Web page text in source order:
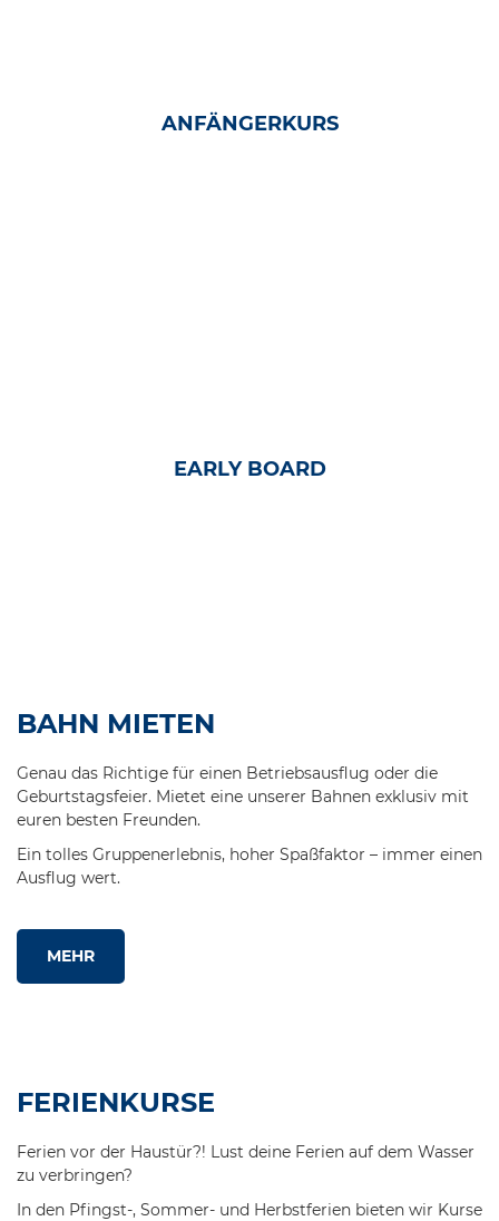
ANFÄNGERKURS
EARLY BOARD
BAHN MIETEN
Genau das Richtige für einen Betriebsausflug oder die
Geburtstagsfeier. Mietet eine unserer Bahnen exklusiv mit
euren besten Freunden.
Ein tolles Gruppenerlebnis, hoher Spaßfaktor – immer einen
Ausflug wert.
MEHR
FERIENKURSE
Ferien vor der Haustür?! Lust deine Ferien auf dem Wasser
zu verbringen?
In den Pfingst-, Sommer- und Herbstferien bieten wir Kurse